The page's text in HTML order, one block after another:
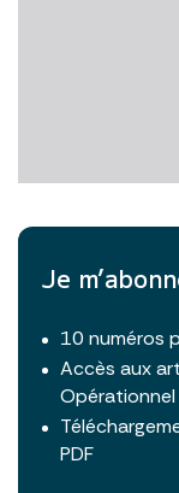
Je
10 numéros
Accès aux
Opérationnel
PDF